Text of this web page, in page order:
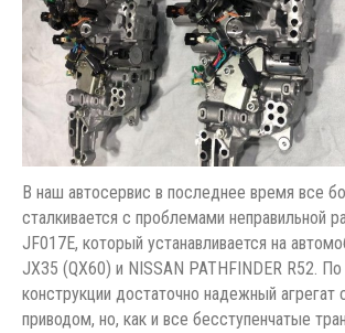
В наш автосервис в последнее время все
сталкивается с проблемами неправильной
JF017E, который устанавливается на
JX35 (QX60) и NISSAN PATHFINDER R52. По
конструкции достаточно надежный агрегат
приводом, но, как и все бесступенчатые